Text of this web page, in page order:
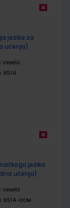
jezika za
učenja)
6514
jezika
učenja)
6514-DOM